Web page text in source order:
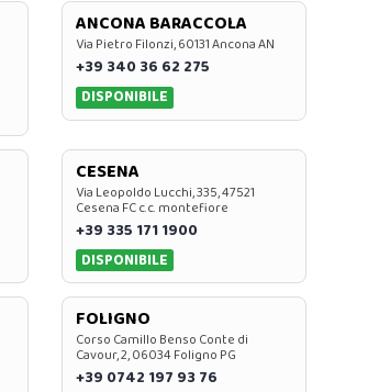
ANCONA BARACCOLA
Via Pietro Filonzi, 60131 Ancona AN
+39 340 36 62 275
DISPONIBILE
CESENA
Via Leopoldo Lucchi, 335, 47521
Cesena FC c.c. montefiore
+39 335 171 1900
DISPONIBILE
FOLIGNO
Corso Camillo Benso Conte di
Cavour, 2, 06034 Foligno PG
+39 0742 197 93 76